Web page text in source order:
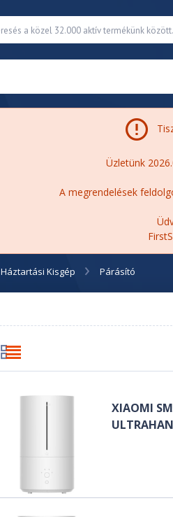
Üzletünk
A megrendelések
Háztartási Kisgép Párásító
XIAOMI